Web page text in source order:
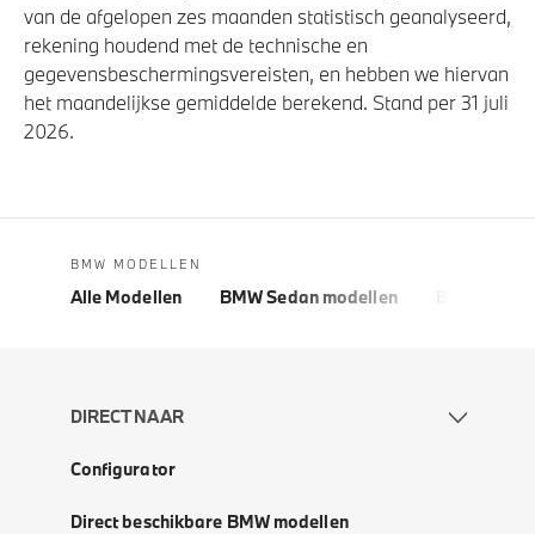
van de afgelopen zes maanden statistisch geanalyseerd,
rekening houdend met de technische en
gegevensbeschermingsvereisten, en hebben we hiervan
het maandelijkse gemiddelde berekend. Stand per 31 juli
2026.
BMW MODELLEN
Alle Modellen BMW Sedan modellen
DIRECT NAAR
Configurator
Direct beschikbare BMW modellen